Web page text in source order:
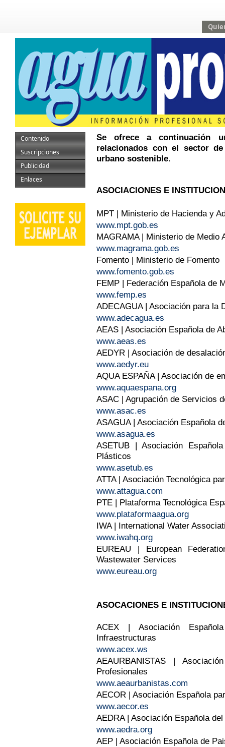
Contenido
Suscripciones
Publicidad
Enlaces
Se ofrece a continuación
relacionados con el sector
urbano sostenible.
ASOCIACIONES E
MPT | Ministerio de Hacienda y
www.mpt.gob.es
MAGRAMA | Ministerio de Medio
www.magrama.gob.es
Fomento | Ministerio de Fomento
www.fomento.gob.es
FEMP | Federación Española de
www.femp.es
ADECAGUA | Asociación para la
www.adecagua.es
AEAS | Asociación Española de
www.aeas.es
AEDYR | Asociación de
www.aedyr.eu
AQUA ESPAÑA | Asociación de
www.aquaespana.org
ASAC | Agrupación de Servicios
www.asac.es
ASAGUA | Asociación Española
www.asagua.es
ASETUB | Asociación
Plásticos
www.asetub.es
ATTA | Asociación Tecnológica
www.attagua.com
PTE | Plataforma Tecnológica
www.plataformaagua.org
IWA | International Water
www.iwahq.org
EUREAU | European
Wastewater Services
www.eureau.org
ASOCACIONES E
ACEX | Asociación
Infraestructuras
www.acex.ws
AEAURBANISTAS |
Profesionales
www.aeaurbanistas.com
AECOR | Asociación Española
www.aecor.es
AEDRA | Asociación Española
www.aedra.org
AEP | Asociación Española de